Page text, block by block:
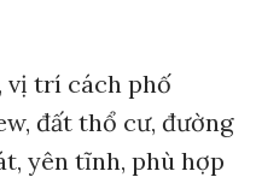
BIÊN.
vị trí cách phố
đất thổ cư, đường
yên tĩnh, phù hợp